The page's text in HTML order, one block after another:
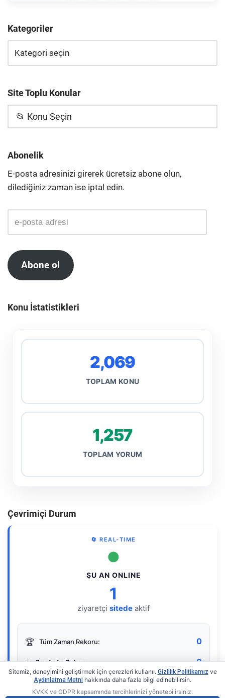
Kategoriler
Site Toplu Konular
📂 Konu Seçin
Abonelik
E-posta adresinizi girerek ücretsiz abone olun,
dilediğiniz zaman ise iptal edin.
Abone ol
Konu İstatistikleri
2,069
TOPLAM KONU
1,257
TOPLAM YORUM
Çevrimiçi Durum
🔄 REAL-TIME
●
ŞU AN ONLINE
1
ziyaretçi sitede aktif
🏆 Tüm Zaman Rekoru: 0
⭐ Bugünün Rekoru: 0
Sitemiz, deneyimini geliştirmek için çerezleri kullanır. Gizlilik Politikamız ve
Aydınlatma Metni hakkında daha fazla bilgi edinebilirsin.
KVKK ve GDPR kapsamında tercihlerinizi yönetebilirsiniz.